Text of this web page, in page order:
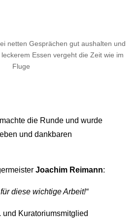
netten Gesprächen gut aushalten und
Essen vergeht die Zeit wie im
Fluge
machte die Runde und wurde
und dankbaren
Joachim Reimann:
diese wichtige Arbeit!“
und Kuratoriumsmitglied